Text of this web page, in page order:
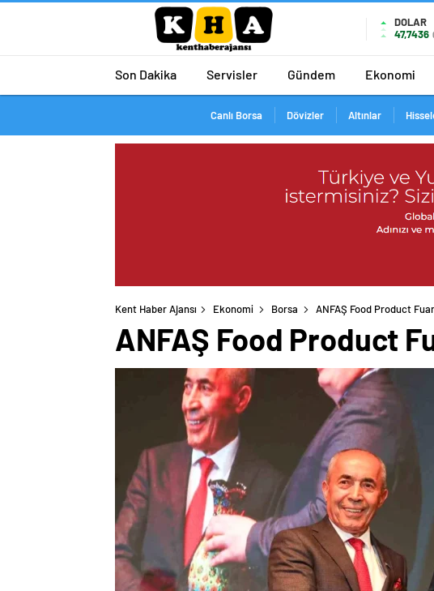
DOLAR
47,7436
Son Dakika Servisler Gündem Ekonomi
Canlı Borsa Dövizler Altınlar
Kent Haber Ajansı Ekonomi Borsa ANFAŞ Food Product
ANFAŞ Food Product